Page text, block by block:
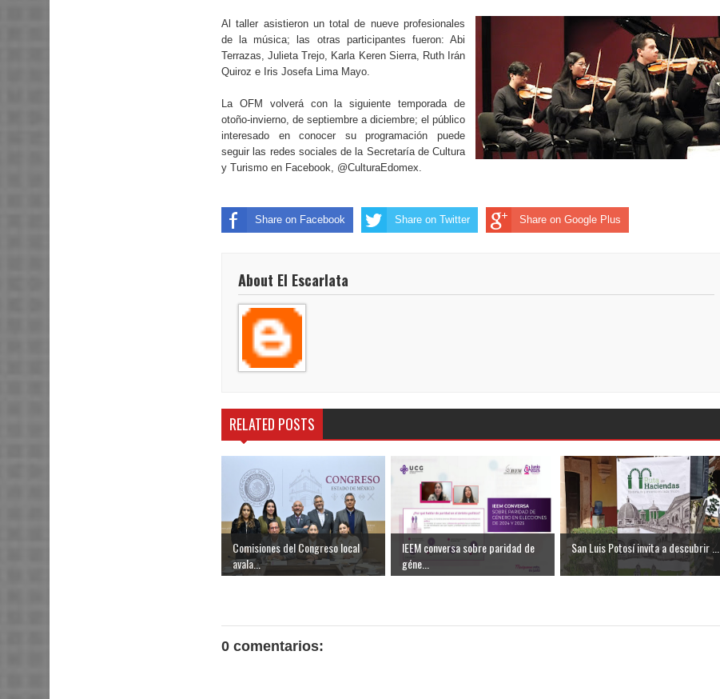
Al taller asistieron un total de nueve profesionales
de la música; las otras participantes fueron: Abi
Terrazas, Julieta Trejo, Karla Keren Sierra, Ruth Irán
Quiroz e Iris Josefa Lima Mayo.
La OFM volverá con la siguiente temporada de
otoño-invierno, de septiembre a diciembre; el público
interesado en conocer su programación puede
seguir las redes sociales de la Secretaría de Cultura
y Turismo en Facebook, @CulturaEdomex.
Share on Facebook Share on Twitter Share on Google Plus
About El Escarlata
RELATED POSTS
Comisiones del Congreso local
avala...
IEEM conversa sobre paridad de
géne...
San Luis Potosí invita a descubrir ...
0 comentarios: